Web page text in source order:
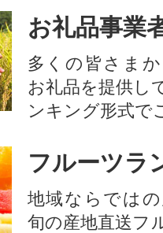
お礼品事業
多くの皆さま
お礼品を提供し
ンキング形式で
フルーツラ
地域ならでは
旬の産地直送フ